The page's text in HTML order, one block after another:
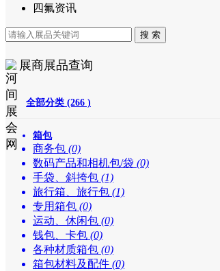
四氟资讯
展商展品查询
全部分类 (266 )
箱包
商务包 (0)
数码产品和相机包/袋 (0)
手袋、斜挎包 (1)
旅行箱、旅行包 (1)
专用箱包 (0)
运动、休闲包 (0)
钱包、卡包 (0)
各种材质箱包 (0)
箱包材料及配件 (0)